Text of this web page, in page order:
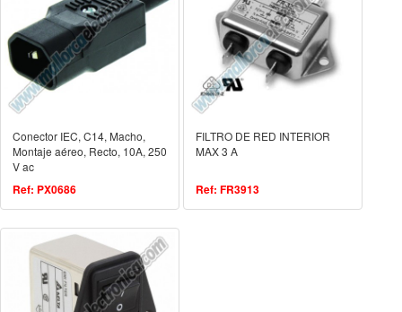
Conector IEC, C14, Macho,
Montaje aéreo, Recto, 10A, 250
V ac
Ref: PX0686
FILTRO DE RED INTERIOR
MAX 3 A
Ref: FR3913